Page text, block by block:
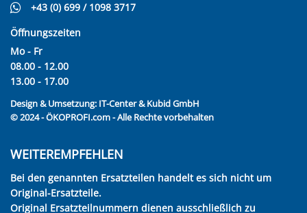
+43 (0) 699 / 1098 3717
Öffnungszeiten
Mo - Fr
08.00 - 12.00
13.00 - 17.00
Design & Umsetzung: IT-Center & Kubid GmbH
© 2024 - ÖKOPROFI.com - Alle Rechte vorbehalten
WEITEREMPFEHLEN
Bei den genannten Ersatzteilen handelt es sich nicht um
Original-Ersatzteile.
Original Ersatzteilnummern dienen ausschließlich zu